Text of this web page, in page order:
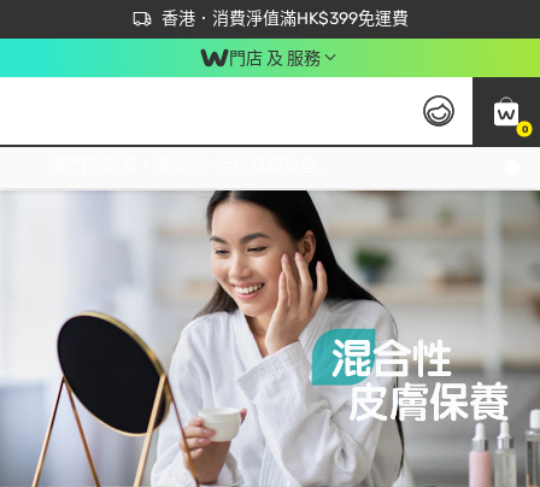
香港．消費淨值滿HK$399免運費
立即成為易賞錢會員盡享獨家優惠
首次APP下單買滿$450 輸入 NEWAPP 即減$50
門店 及 服務
0
Tag:混合性皮膚1 item(s) found